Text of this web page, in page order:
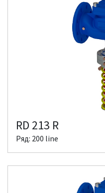
RD 213 R
Ряд: 200 line